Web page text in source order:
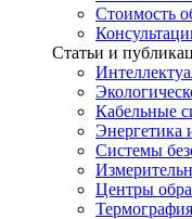
Стоимость
Статьи и
Кабельные
Энергетика
Системы
Центры
Термография